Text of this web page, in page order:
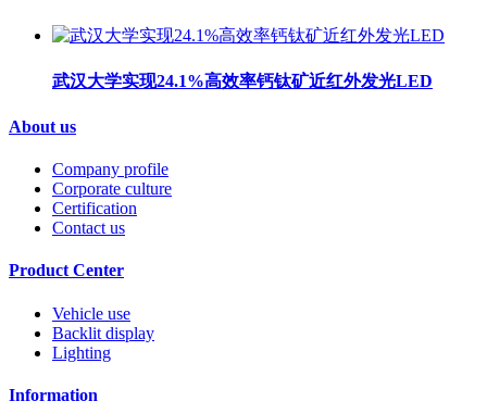
武汉大学实现24.1%高效率钙钛矿近红外发光LED
About us
Company profile
Corporate culture
Certification
Contact us
Product Center
Vehicle use
Backlit display
Lighting
Information